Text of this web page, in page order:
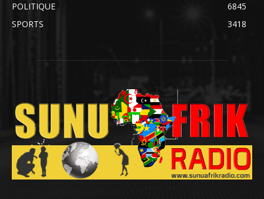
POLITIQUE
6845
SPORTS
3418